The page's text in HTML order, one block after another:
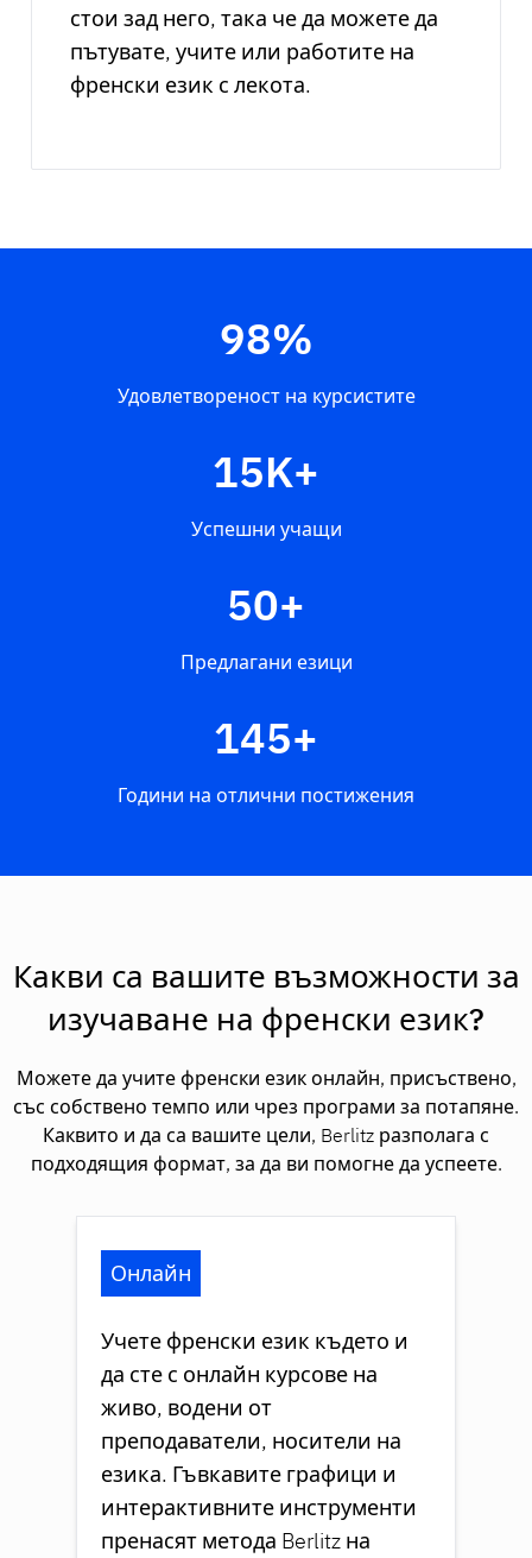
стои зад него, така че да можете да
пътувате, учите или работите на
френски език с лекота.
98%
Удовлетвореност на курсистите
15K+
Успешни учащи
50+
Предлагани езици
145+
Години на отлични постижения
Какви са вашите възможности за
изучаване на френски език?
Можете да учите френски език онлайн, присъствено,
със собствено темпо или чрез програми за потапяне.
Каквито и да са вашите цели, Berlitz разполага с
подходящия формат, за да ви помогне да успеете.
Онлайн
Учете френски език където и
да сте с онлайн курсове на
живо, водени от
преподаватели, носители на
езика. Гъвкавите графици и
интерактивните инструменти
пренасят метода Berlitz на